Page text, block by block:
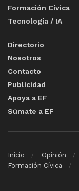
Formación Cívica
Tecnología / IA
Directorio
Nosotros
Contacto
Publicidad
Apoya a EF
Súmate a EF
Inicio Opinión
Formación Cívica